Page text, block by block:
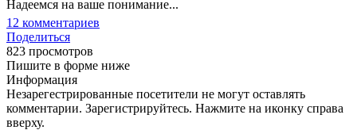
Надеемся на ваше понимание...
12 комментариев
Поделиться
823 просмотров
Пишите в форме ниже
Информация
Незарегестрированные посетители не могут оставлять
комментарии. Зарегистрируйтесь. Нажмите на иконку справа
вверху.